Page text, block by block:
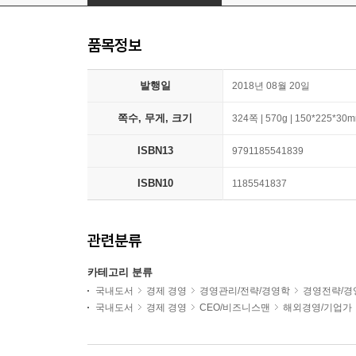
품목정보
발행일 2018년 08월 20일
쪽수, 무게, 크기 324쪽 | 570g |
ISBN13 9791185541839
ISBN10 1185541837
관련분류
카테고리 분류
국내도서 경제 경영 경영관리/전략/경영학
경영전략/경
국내도서
경제 경영 CEO/비즈니스맨 해외경영/기업가